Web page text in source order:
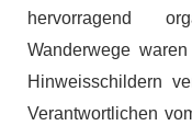
hervorragend
Wanderwege
Hinweisschildern
Verantwortlichen